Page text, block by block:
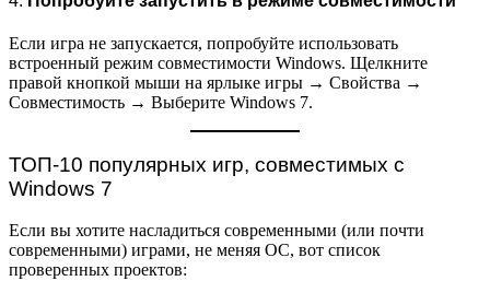
Если игра не запускается, попробуйте использовать
встроенный режим совместимости Windows. Щелкните
правой кнопкой мыши на ярлыке игры → Свойства →
Совместимость → Выберите Windows 7.
ТОП-10 популярных игр, совместимых с
Windows 7
Если вы хотите насладиться современными (или почти
современными) играми, не меняя ОС, вот список
проверенных проектов: